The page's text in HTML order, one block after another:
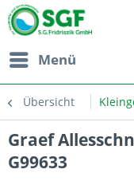
Menü
Übersicht
Graef
G99633